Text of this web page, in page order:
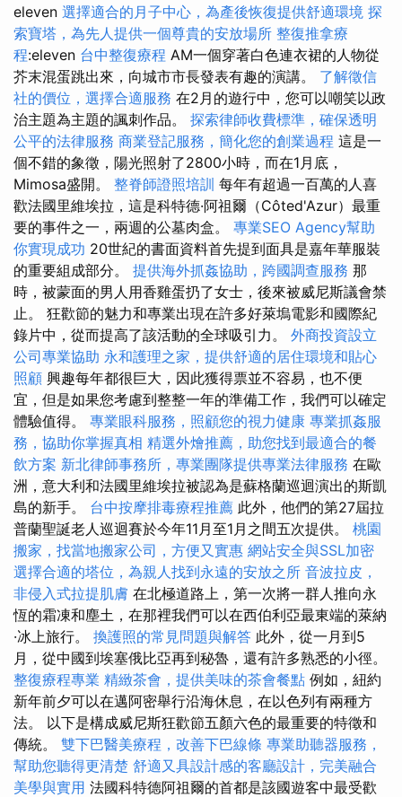
eleven 選擇適合的月子中心，為產後恢復提供舒適環境 探
索寶塔，為先人提供一個尊貴的安放場所 整復推拿療
程:eleven 台中整復療程 AM一個穿著白色連衣裙的人物從
芥末混蛋跳出來，向城市市長發表有趣的演講。 了解徵信
社的價位，選擇合適服務 在2月的遊行中，您可以嘲笑以政
治主題為主題的諷刺作品。 探索律師收費標準，確保透明
公平的法律服務 商業登記服務，簡化您的創業過程 這是一
個不錯的象徵，陽光照射了2800小時，而在1月底，
Mimosa盛開。 整脊師證照培訓 每年有超過一百萬的人喜
歡法國里維埃拉，這是科特德·阿祖爾（Côted'Azur）最重
要的事件之一，兩週的公墓肉盒。 專業SEO Agency幫助
你實現成功 20世紀的書面資料首先提到面具是嘉年華服裝
的重要組成部分。 提供海外抓姦協助，跨國調查服務 那
時，被蒙面的男人用香雞蛋扔了女士，後來被威尼斯議會禁
止。 狂歡節的魅力和專業出現在許多好萊塢電影和國際紀
錄片中，從而提高了該活動的全球吸引力。 外商投資設立
公司專業協助 永和護理之家，提供舒適的居住環境和貼心
照顧 興趣每年都很巨大，因此獲得票並不容易，也不便
宜，但是如果您考慮到整整一年的準備工作，我們可以確定
體驗值得。 專業眼科服務，照顧您的視力健康 專業抓姦服
務，協助你掌握真相 精選外燴推薦，助您找到最適合的餐
飲方案 新北律師事務所，專業團隊提供專業法律服務 在歐
洲，意大利和法國里維埃拉被認為是蘇格蘭巡迴演出的斯凱
島的新手。 台中按摩排毒療程推薦 此外，他們的第27屆拉
普蘭聖誕老人巡迴賽於今年11月至1月之間五次提供。 桃園
搬家，找當地搬家公司，方便又實惠 網站安全與SSL加密
選擇合適的塔位，為親人找到永遠的安放之所 音波拉皮，
非侵入式拉提肌膚 在北極道路上，第一次將一群人推向永
恆的霜凍和塵土，在那裡我們可以在西伯利亞最東端的萊納
·冰上旅行。 換護照的常見問題與解答 此外，從一月到5
月，從中國到埃塞俄比亞再到秘魯，還有許多熟悉的小徑。
整復療程專業 精緻茶會，提供美味的茶會餐點 例如，紐約
新年前夕可以在邁阿密舉行沿海休息，在以色列有兩種方
法。 以下是構成威尼斯狂歡節五顏六色的最重要的特徵和
傳統。 雙下巴醫美療程，改善下巴線條 專業助聽器服務，
幫助您聽得更清楚 舒適又具設計感的客廳設計，完美融合
美學與實用 法國科特德阿祖爾的首都是該國遊客中最受歡